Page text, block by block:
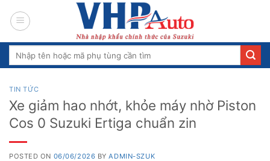
Search
TIN TỨC
Xe giảm hao nhớt, khỏe máy nhờ Piston
Cos 0 Suzuki Ertiga chuẩn zin
POSTED ON 06/06/2026 BYADMIN-SZUK